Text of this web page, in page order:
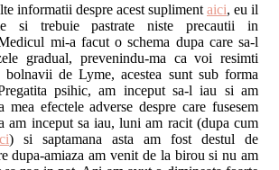
informatii despre acest supliment aici, eu il
si trebuie pastrate niste precautii in
mi-a facut o schema dupa care sa-l
gradual, prevenindu-ma ca voi resimti
bolnavii de Lyme, acestea sunt sub forma
psihic, am inceput sa-l iau si am
mea efectele adverse despre care fusesem
am inceput sa iau, luni am racit (dupa cum
) si saptamana asta am fost destul de
dupa-amiaza am venit de la birou si nu am